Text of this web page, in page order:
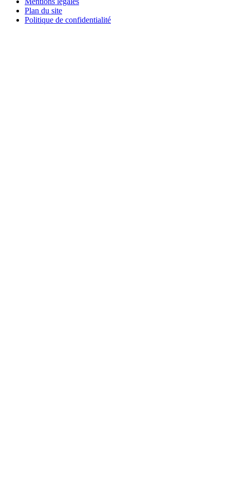
Plan du site
Politique de confidentialité